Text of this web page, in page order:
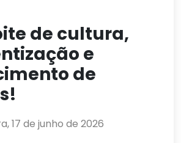
de cultura,
e
de
17 de junho de 2026